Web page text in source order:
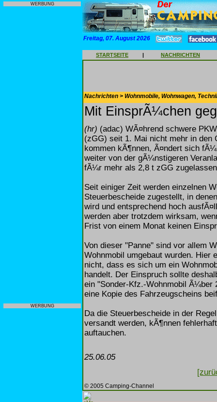
WERBUNG
WERBUNG
Freitag, 07. August 2026
STARTSEITE | NACHRICHTEN
Nachrichten > Wohnmobile, Wohnwagen,
Mit EinsprÃ¼chen
(hr) (adac) WÃ¤hrend schwere
(zGG) seit 1. Mai nicht mehr in den
kommen kÃ¶nnen, Ã¤ndert sich
weiter von der gÃ¼nstigeren
fÃ¼r mehr als 2,8 t zGG
Seit einiger Zeit werden einzelnen
Steuerbescheide zugestellt, in
wird und entsprechend hoch
werden aber trotzdem wirksam,
Frist von einem Monat keinen
Von dieser "Panne" sind vor allem
Wohnmobil umgebaut wurden. Hier
nicht, dass es sich um ein
handelt. Der Einspruch sollte
ein "Sonder-Kfz.-Wohnmobil Ã¼ber
eine Kopie des Fahrzeugscheins
Da die Steuerbescheide in der
versandt werden, kÃ¶nnen
auftauchen.
25.06.05
© 2005 Camping-Channel